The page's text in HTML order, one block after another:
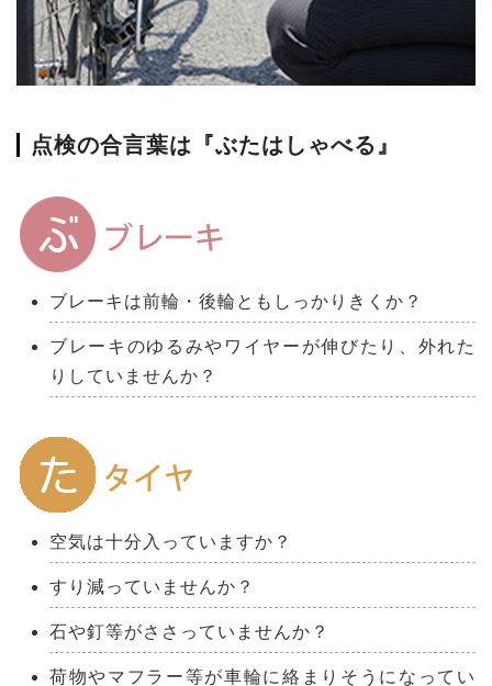
点検の合言葉は『ぶたはしゃべる』
ブレーキは前輪・後輪ともしっかりきくか？
ブレーキのゆるみやワイヤーが伸びたり、外れた
りしていませんか？
空気は十分入っていますか？
すり減っていませんか？
石や釘等がささっていませんか？
荷物やマフラー等が車輪に絡まりそうになってい